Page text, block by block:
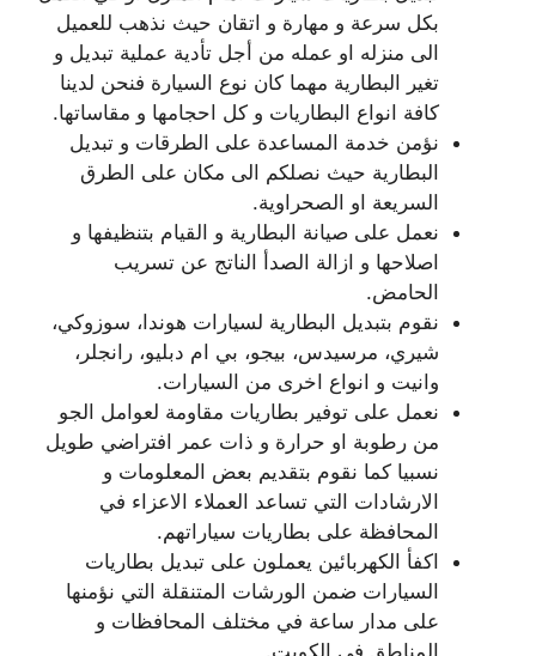
بكل سرعة و مهارة و اتقان حيث نذهب للعميل
الى منزله او عمله من أجل تأدية عملية تبديل و
تغير البطارية مهما كان نوع السيارة فنحن لدينا
كافة انواع البطاريات و كل احجامها و مقاساتها.
نؤمن خدمة المساعدة على الطرقات و تبديل
البطارية حيث نصلكم الى مكان على الطرق
السريعة او الصحراوية.
نعمل على صيانة البطارية و القيام بتنظيفها و
اصلاحها و ازالة الصدأ الناتج عن تسريب
الحامض.
نقوم بتبديل البطارية لسيارات هوندا، سوزوكي،
شيري، مرسيدس، بيجو، بي ام دبليو، رانجلر،
وانيت و انواع اخرى من السيارات.
نعمل على توفير بطاريات مقاومة لعوامل الجو
من رطوبة او حرارة و ذات عمر افتراضي طويل
نسبيا كما نقوم بتقديم بعض المعلومات و
الارشادات التي تساعد العملاء الاعزاء في
المحافظة على بطاريات سياراتهم.
اكفأ الكهربائين يعملون على تبديل بطاريات
السيارات ضمن الورشات المتنقلة التي نؤمنها
على مدار ساعة في مختلف المحافظات و